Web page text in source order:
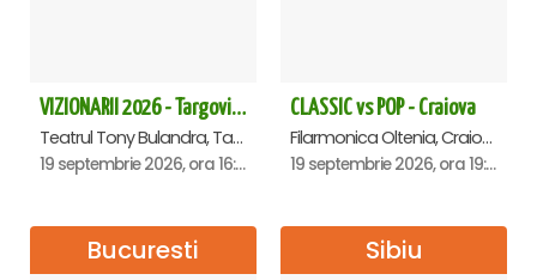
VIZIONARII 2026 - Targoviste
Teatrul Tony Bulandra, Targoviste
19 septembrie 2026, ora 16:00
CLASSIC vs POP - Craiova
Filarmonica Oltenia, Craiova
19 septembrie 2026, ora 19:00
Bucuresti Sibiu